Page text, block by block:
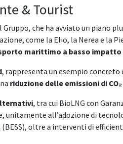
& Tourist
che ha avviato un piano
come la Elio, la Nerea e
marittimo a basso
, rappresenta un esempio concreto
riduzione delle emissioni di
, tra cui BioLNG con
all’adozione di
oltre a interventi di